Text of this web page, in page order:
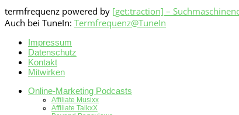
termfrequenz powered by [get:traction] –
Auch bei TuneIn: Termfrequenz@TuneIn
Impressum
Datenschutz
Kontakt
Mitwirken
Online-Marketing Podcasts
Affiliate Musixx
Affiliate TalkxX